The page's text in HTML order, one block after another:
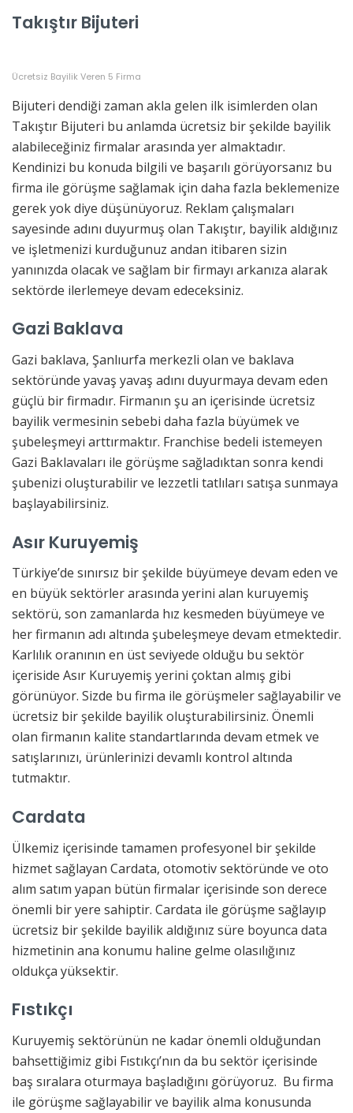
Takıştır Bijuteri
Ücretsiz Bayilik Veren 5 Firma
Bijuteri dendiği zaman akla gelen ilk isimlerden olan
Takıştır Bijuteri bu anlamda ücretsiz bir şekilde bayilik
alabileceğiniz firmalar arasında yer almaktadır.
Kendinizi bu konuda bilgili ve başarılı görüyorsanız bu
firma ile görüşme sağlamak için daha fazla beklemenize
gerek yok diye düşünüyoruz. Reklam çalışmaları
sayesinde adını duyurmuş olan Takıştır, bayilik aldığınız
ve işletmenizi kurduğunuz andan itibaren sizin
yanınızda olacak ve sağlam bir firmayı arkanıza alarak
sektörde ilerlemeye devam edeceksiniz.
Gazi Baklava
Gazi baklava, Şanlıurfa merkezli olan ve baklava
sektöründe yavaş yavaş adını duyurmaya devam eden
güçlü bir firmadır. Firmanın şu an içerisinde ücretsiz
bayilik vermesinin sebebi daha fazla büyümek ve
şubeleşmeyi arttırmaktır. Franchise bedeli istemeyen
Gazi Baklavaları ile görüşme sağladıktan sonra kendi
şubenizi oluşturabilir ve lezzetli tatlıları satışa sunmaya
başlayabilirsiniz.
Asır Kuruyemiş
Türkiye’de sınırsız bir şekilde büyümeye devam eden ve
en büyük sektörler arasında yerini alan kuruyemiş
sektörü, son zamanlarda hız kesmeden büyümeye ve
her firmanın adı altında şubeleşmeye devam etmektedir.
Karlılık oranının en üst seviyede olduğu bu sektör
içeriside Asır Kuruyemiş yerini çoktan almış gibi
görünüyor. Sizde bu firma ile görüşmeler sağlayabilir ve
ücretsiz bir şekilde bayilik oluşturabilirsiniz. Önemli
olan firmanın kalite standartlarında devam etmek ve
satışlarınızı, ürünlerinizi devamlı kontrol altında
tutmaktır.
Cardata
Ülkemiz içerisinde tamamen profesyonel bir şekilde
hizmet sağlayan Cardata, otomotiv sektöründe ve oto
alım satım yapan bütün firmalar içerisinde son derece
önemli bir yere sahiptir. Cardata ile görüşme sağlayıp
ücretsiz bir şekilde bayilik aldığınız süre boyunca data
hizmetinin ana konumu haline gelme olasılığınız
oldukça yüksektir.
Fıstıkçı
Kuruyemiş sektörünün ne kadar önemli olduğundan
bahsettiğimiz gibi Fıstıkçı’nın da bu sektör içerisinde
baş sıralara oturmaya başladığını görüyoruz. Bu firma
ile görüşme sağlayabilir ve bayilik alma konusunda